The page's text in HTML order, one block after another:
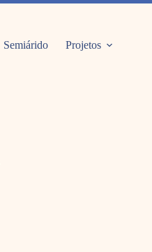
Semiárido Projetos